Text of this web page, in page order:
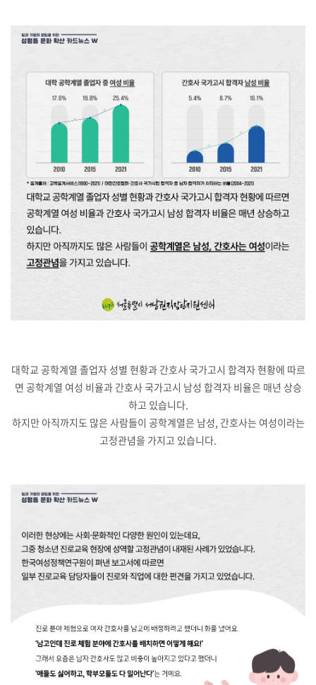
대학교 공학계열 졸업자 성별 현황과 간호사 국가고시 합격자 현황에 따르
면 공학계열 여성 비율과 간호사 국가고시 남성 합격자 비율은 매년 상승
하고 있습니다.
하지만 아직까지도 많은 사람들이 공학계열은 남성, 간호사는 여성이라는
고정관념을 가지고 있습니다.